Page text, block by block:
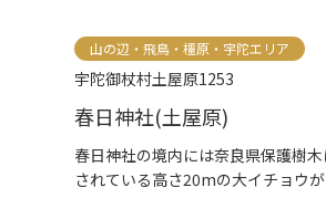
山の辺・飛鳥・橿原・宇陀エリア
宇陀御杖村土屋原1253
春日神社(土屋原)
春日神社の境内には奈良県保護樹
されている高さ20mの大イチョウ